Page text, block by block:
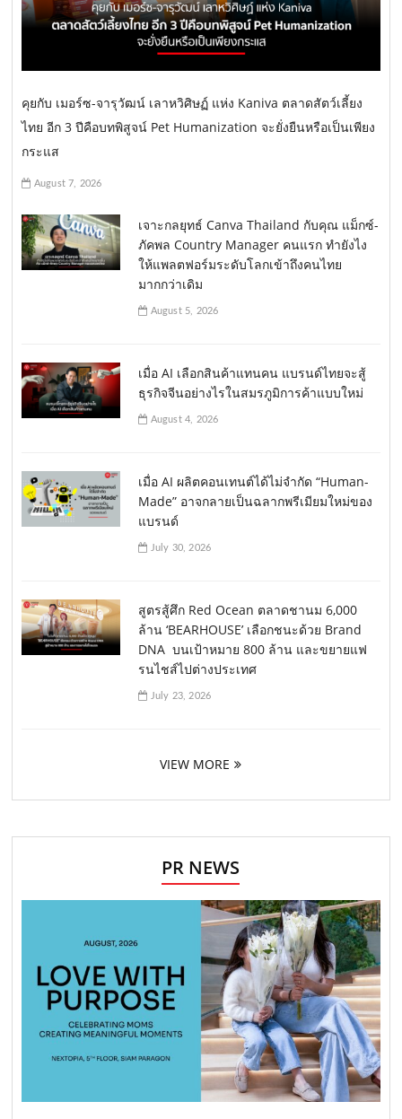
คุยกับ เมอร์ซ-จารุวัฒน์ เลาหวิศิษฏ์ แห่ง Kaniva ตลาดสัตว์เลี้ยง
ไทย อีก 3 ปีคือบทพิสูจน์ Pet Humanization จะยั่งยืนหรือเป็นเพียง
กระแส
August 7, 2026
เจาะกลยุทธ์ Canva Thailand กับคุณ แม็กซ์-
ภัคพล Country Manager คนแรก ทำยังไง
ให้แพลตฟอร์มระดับโลกเข้าถึงคนไทย
มากกว่าเดิม
August 5, 2026
เมื่อ AI เลือกสินค้าแทนคน แบรนด์ไทยจะสู้
ธุรกิจจีนอย่างไรในสมรภูมิการค้าแบบใหม่
August 4, 2026
เมื่อ AI ผลิตคอนเทนต์ได้ไม่จำกัด “Human-
Made” อาจกลายเป็นฉลากพรีเมียมใหม่ของ
แบรนด์
July 30, 2026
สูตรสู้ศึก Red Ocean ตลาดชานม 6,000
ล้าน ‘BEARHOUSE’ เลือกชนะด้วย Brand
DNA บนเป้าหมาย 800 ล้าน และขยายแฟ
รนไชส์ไปต่างประเทศ
July 23, 2026
VIEW MORE
PR NEWS